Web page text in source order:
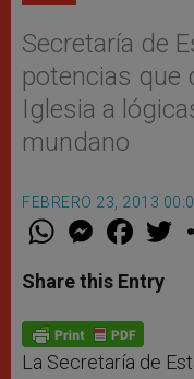
Secretaría de
potencias que
Iglesia a
mundano
FEBRERO 23, 2013
W
t
s
p
p
M
e
s
e
g
e
r
F
a
e
b
o
k
w
Share this Entry
La Secretaría de